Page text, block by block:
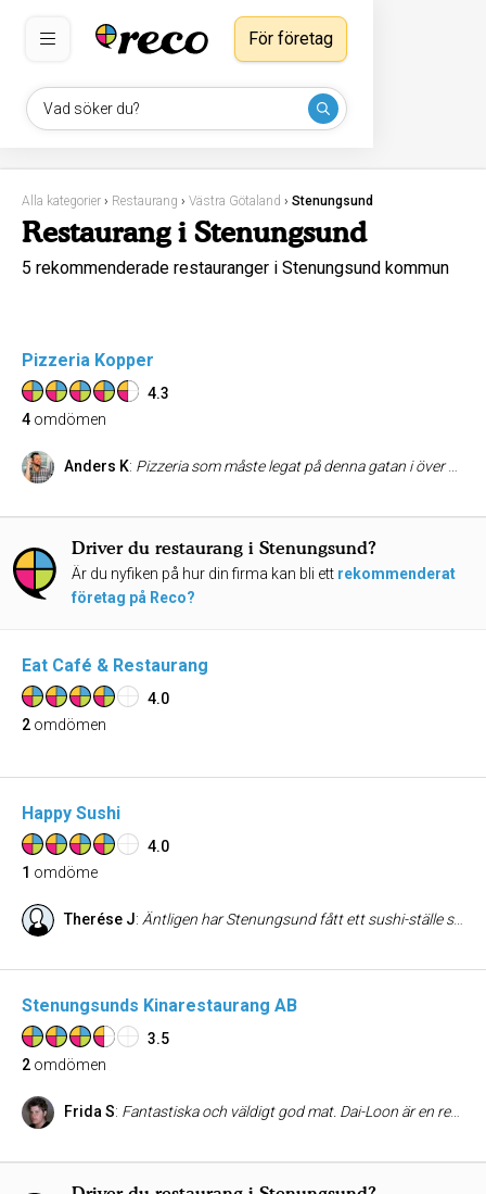
Vad söker du?
För företag
Alla kategorier › Restaurang › Västra Götaland › Stenungsund
Restaurang i Stenungsund
5 rekommenderade restauranger i Stenungsund kommun
Pizzeria Kopper
4.3
4 omdömen
Anders K: Pizzeria som måste legat på denna gatan i över 30 år. Fortfarande skapar dom de näst bästa pizzorna i Stenungsund och man kan bo långt bort för att ändå vilja komma hit på söndag förmiddag. Personal med humor som höjjer stämningen den korta stund man är där.
Driver du restaurang i Stenungsund?
Är du nyfiken på hur din firma kan bli ett rekommenderat
företag på Reco?
Eat Café & Restaurang
4.0
2 omdömen
Happy Sushi
4.0
1 omdöme
Therése J: Äntligen har Stenungsund fått ett sushi-ställe som serverar GOD sushi. Lokalen är rätt så trist, ligger bredvid en mataffär, men personalen är trevlig så det väger upp. Man behöver inte vänta länge på att få maten. Risbitarna är precis lagom. Andra ställen kan de vara ENORMA, men det är en tugga. Väldigt gott! Rekommenderar starkt
Stenungsunds Kinarestaurang AB
3.5
2 omdömen
Frida S: Fantastiska och väldigt god mat. Dai-Loon är en resturang som serverar kinamat. Dom har väldigt mycket att välja på det är lika svårt varje gång att välja vad man skall äta. Dom har också flera olika efträtter som inte gör saken bättre. Så om du har vägarna förbi Stenungsund tveka inte åk till Dai-Loon.